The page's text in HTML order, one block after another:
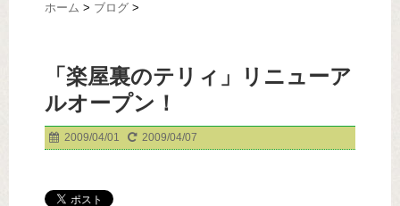
ホーム > ブログ >
「楽屋裏のテリィ」リニューア
ルオープン！
2009/04/01 2009/04/07